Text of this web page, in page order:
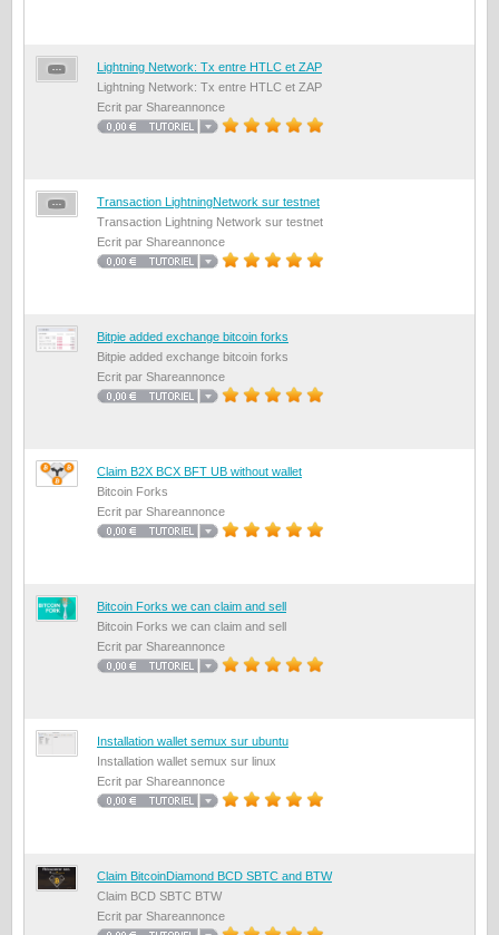
Lightning Network: Tx entre HTLC et ZAP
Lightning Network: Tx entre HTLC et ZAP
Ecrit par Shareannonce
Transaction LightningNetwork sur testnet
Transaction Lightning Network sur testnet
Ecrit par Shareannonce
Bitpie added exchange bitcoin forks
Bitpie added exchange bitcoin forks
Ecrit par Shareannonce
Claim B2X BCX BFT UB without wallet
Bitcoin Forks
Ecrit par Shareannonce
Bitcoin Forks we can claim and sell
Bitcoin Forks we can claim and sell
Ecrit par Shareannonce
Installation wallet semux sur ubuntu
Installation wallet semux sur linux
Ecrit par Shareannonce
Claim BitcoinDiamond BCD SBTC and BTW
Claim BCD SBTC BTW
Ecrit par Shareannonce